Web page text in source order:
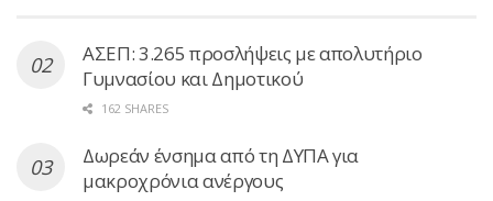
ΑΣΕΠ: 3.265 προσλήψεις με απολυτήριο
Γυμνασίου και Δημοτικού
162 SHARES
Δωρεάν ένσημα από τη ΔΥΠΑ για
μακροχρόνια ανέργους